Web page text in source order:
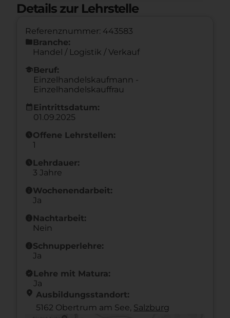
Details zur Lehrstelle
Referenznummer: 443583
folderBranche:
Handel / Logistik / Verkauf
schoolBeruf:
Einzelhandelskaufmann -
Einzelhandelskauffrau
calendar_month Eintrittsdatum:
01.09.2025
scheduleOffene Lehrstellen:
1
scheduleLehrdauer:
3 Jahre
infoWochenendarbeit:
Ja
infoNachtarbeit:
Nein
infoSchnupperlehre:
Ja
new_releasesLehre mit Matura:
Ja
location_on Ausbildungsstandort:
5162 Obertrum am See, Salzburg